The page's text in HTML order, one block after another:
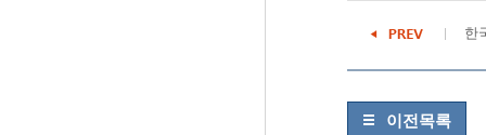
한
이전목록